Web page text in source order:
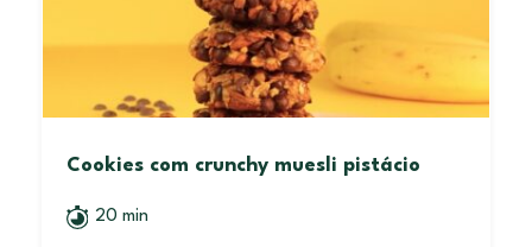
Cookies com crunchy muesli pistácio
20 min